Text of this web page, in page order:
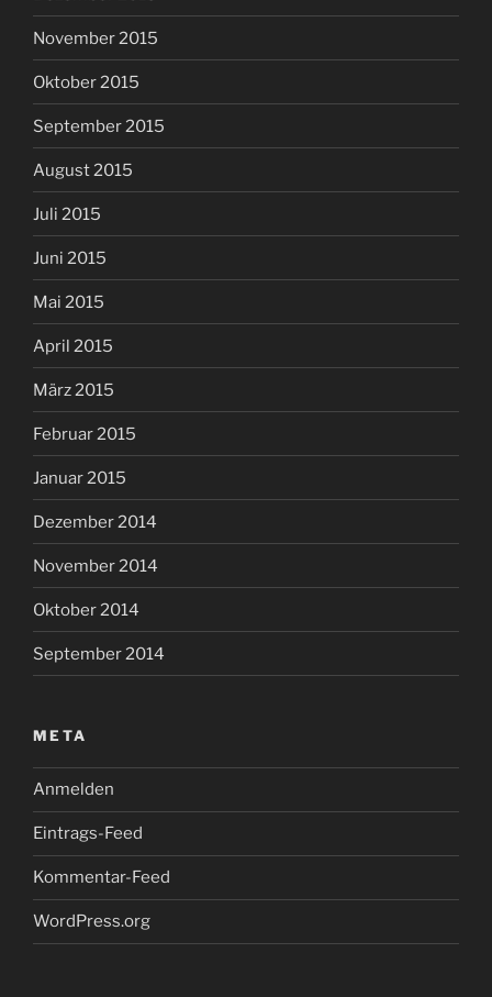
November 2015
Oktober 2015
September 2015
August 2015
Juli 2015
Juni 2015
Mai 2015
April 2015
März 2015
Februar 2015
Januar 2015
Dezember 2014
November 2014
Oktober 2014
September 2014
META
Anmelden
Eintrags-Feed
Kommentar-Feed
WordPress.org